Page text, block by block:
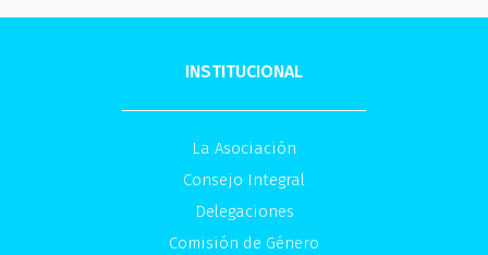
INSTITUCIONAL
La Asociación
Consejo Integral
Delegaciones
Comisión de Género